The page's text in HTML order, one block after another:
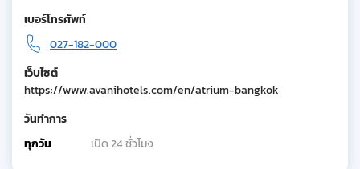
เบอร์โทรศัพท์
027-182-000
เว็บไซต์
https://www.avanihotels.com/en/atrium-bangkok
วันทำการ
ทุกวัน
เปิด 24 ชั่วโมง